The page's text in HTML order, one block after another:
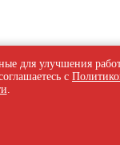
для улучшения
с
.